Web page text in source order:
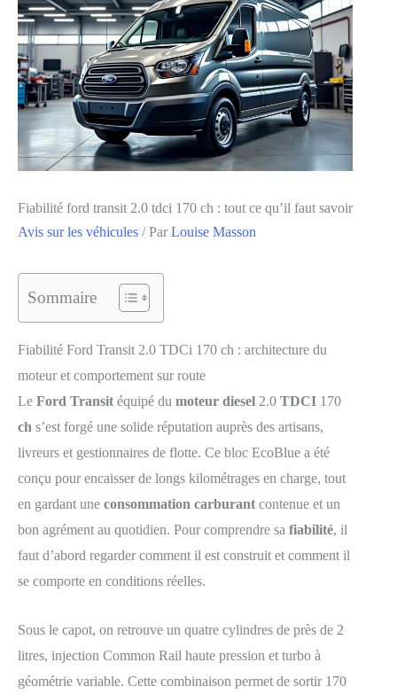
Fiabilité ford transit 2.0 tdci 170 ch : tout ce qu’il faut savoir
Avis sur les véhicules / Par Louise Masson
Sommaire
Fiabilité Ford Transit 2.0 TDCi 170 ch : architecture du
moteur et comportement sur route
Le Ford Transit équipé du moteur diesel 2.0 TDCI 170
ch s’est forgé une solide réputation auprès des artisans,
livreurs et gestionnaires de flotte. Ce bloc EcoBlue a été
conçu pour encaisser de longs kilométrages en charge, tout
en gardant une consommation carburant contenue et un
bon agrément au quotidien. Pour comprendre sa fiabilité, il
faut d’abord regarder comment il est construit et comment il
se comporte en conditions réelles.
Sous le capot, on retrouve un quatre cylindres de près de 2
litres, injection Common Rail haute pression et turbo à
géométrie variable. Cette combinaison permet de sortir 170